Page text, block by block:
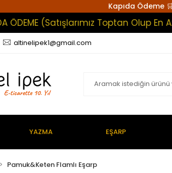
Kapıda Ödeme
(Satışlarımız Toptan Olup En Az
altinelipek1@gmail.com
YAZMA EŞARP
Pamuk&Keten Flamlı Eşarp